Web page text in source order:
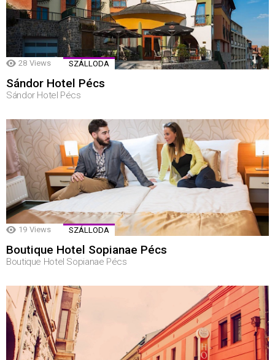
28 Views SZÁLLODA
Sándor Hotel Pécs
Sándor Hotel Pécs
19 Views SZÁLLODA
Boutique Hotel Sopianae Pécs
Boutique Hotel Sopianae Pécs